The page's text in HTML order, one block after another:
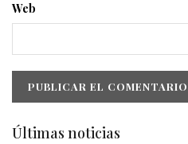
Web
Últimas noticias